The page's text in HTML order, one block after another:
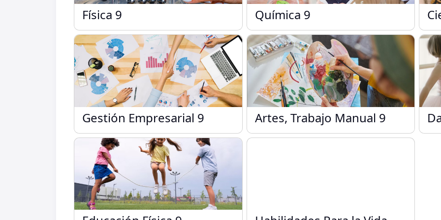
Física 9
Física 9 Química 9
Química 9
Gestión Empresarial 9
Gestión Empresarial 9 Artes, Trabajo Manual 9
Artes, Trabajo Manual 9